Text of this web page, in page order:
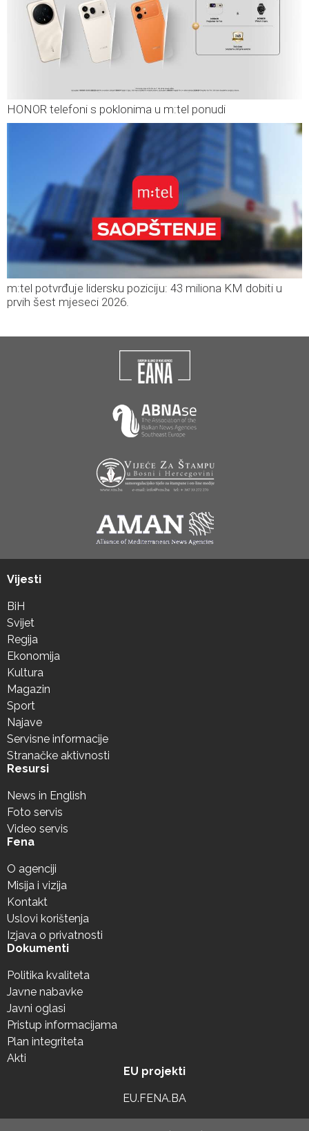
HONOR telefoni s poklonima u m:tel ponudi
m:tel potvrđuje lidersku poziciju: 43 miliona KM dobiti u
prvih šest mjeseci 2026.
Vijesti
BiH
Svijet
Regija
Ekonomija
Kultura
Magazin
Sport
Najave
Servisne informacije
Stranačke aktivnosti
Resursi
News in English
Foto servis
Video servis
Fena
O agenciji
Misija i vizija
Kontakt
Uslovi korištenja
Izjava o privatnosti
Dokumenti
Politika kvaliteta
Javne nabavke
Javni oglasi
Pristup informacijama
Plan integriteta
Akti
EU projekti
EU.FENA.BA